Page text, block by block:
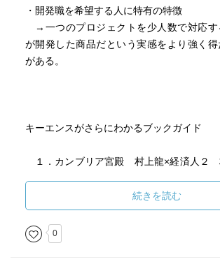
・開発職を希望する人に特有の特徴
→一つのプロジェクトを少人数で対応す
が開発した商品だという実感をより強く
がある。
キーエンスがさらにわかるブックガイド
１．カンブリア宮殿 村上龍×経済人２
２．経営戦略を問いなおす 三品和広著
３．新商品開発マネジメント 小日向
出版社
４．こころから感動する会社 泉谷渉著
続きを読む
0